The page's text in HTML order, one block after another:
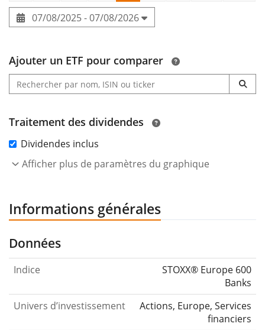
07/08/2025 - 07/08/2026
Ajouter un ETF pour comparer
Traitement des dividendes
Dividendes inclus
Afficher plus de paramètres du graphique
Informations générales
Données
Indice
STOXX® Europe 600
Banks
Univers d’investissement
Actions, Europe, Services
financiers